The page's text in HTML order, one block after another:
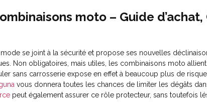
moto – Guide
se joint à la sécurité et propose ses nouvelles
Non obligatoires, mais utiles, les combinaisons moto
sans carrosserie expose en effet à beaucoup plus de
vous donnera toutes les chances de limiter les dégâts
peut également assurer ce rôle protecteur, sans toutefois